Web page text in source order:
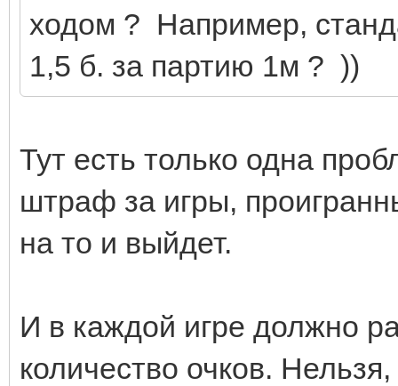
ходом ? Например,
1,5 б. за партию 1м ? ))
Тут есть только одна
штраф за игры,
на то и выйдет.
И в каждой игре должно
количество очков.